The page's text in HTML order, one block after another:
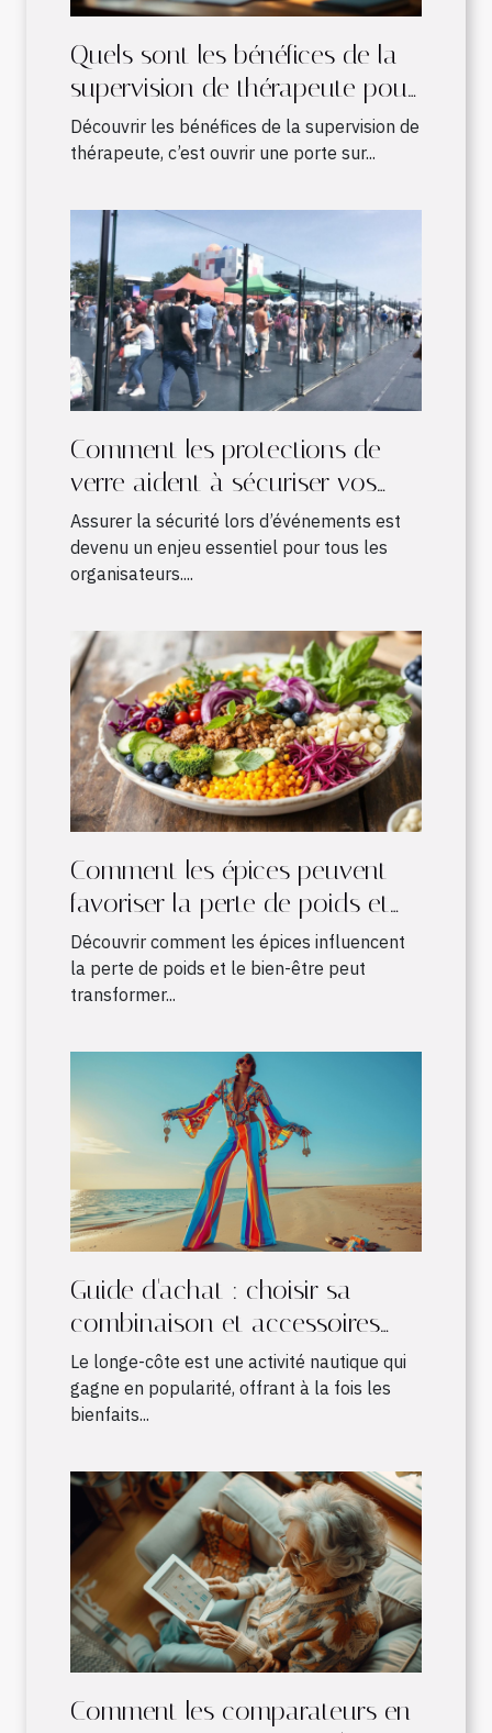
Quels sont les bénéfices de la
supervision de thérapeute pour
les pratiques en développement
?
Découvrir les bénéfices de la supervision de
thérapeute, c’est ouvrir une porte sur...
Comment les protections de
verre aident à sécuriser vos
événements ?
Assurer la sécurité lors d’événements est
devenu un enjeu essentiel pour tous les
organisateurs....
Comment les épices peuvent
favoriser la perte de poids et
améliorer le bien-être
Découvrir comment les épices influencent
la perte de poids et le bien-être peut
transformer...
Guide d'achat : choisir sa
combinaison et accessoires
pour le longe-côte
Le longe-côte est une activité nautique qui
gagne en popularité, offrant à la fois les
bienfaits...
Comment les comparateurs en